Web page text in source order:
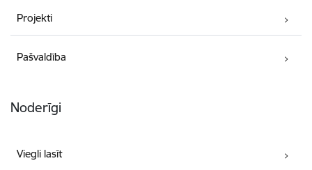
Projekti
Pašvaldība
Noderīgi
Viegli lasīt